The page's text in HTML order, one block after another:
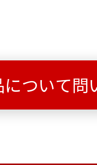
について問